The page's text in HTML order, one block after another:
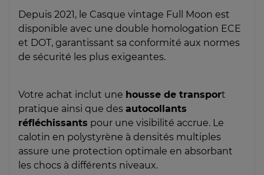
Depuis 2021, le Casque vintage Full Moon est
disponible avec une double homologation ECE
et DOT, garantissant sa conformité aux normes
de sécurité les plus exigeantes.
Votre achat inclut une housse de transport
pratique ainsi que des autocollants
réfléchissants pour une visibilité accrue. Le
calotin en polystyrène à densités multiples
assure une protection optimale en absorbant
les chocs à différents niveaux.